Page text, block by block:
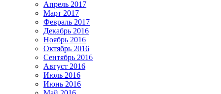
Апрель 2017
Март 2017
Февраль 2017
Декабрь 2016
Ноябрь 2016
Октябрь 2016
Сентябрь 2016
Август 2016
Июль 2016
Июнь 2016